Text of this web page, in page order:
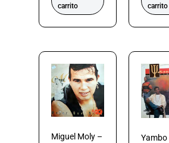
carrito
carrito
Miguel Moly –
Yambo